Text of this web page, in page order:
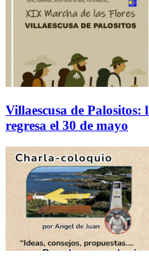
Villaescusa de Palositos:
regresa el 30 de mayo